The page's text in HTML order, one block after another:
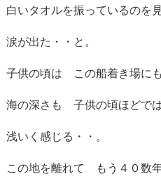
白いタオルを振っているのを
涙が出た・・と。
子供の頃は この船着き場にも
海の深さも 子供の頃ほどでは
浅いく感じる・・。
この地を離れて もう４０数年